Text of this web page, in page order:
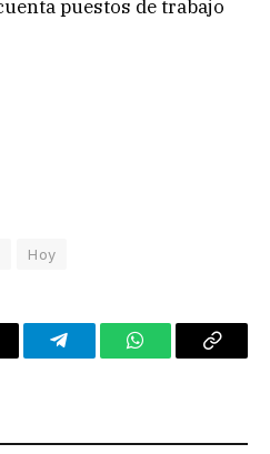
puestos de trabajo
Hoy
TelegramWhatsAppCopy